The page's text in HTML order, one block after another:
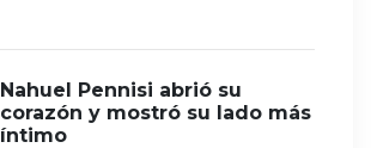
Nahuel Pennisi abrió su
corazón y mostró su lado más
íntimo